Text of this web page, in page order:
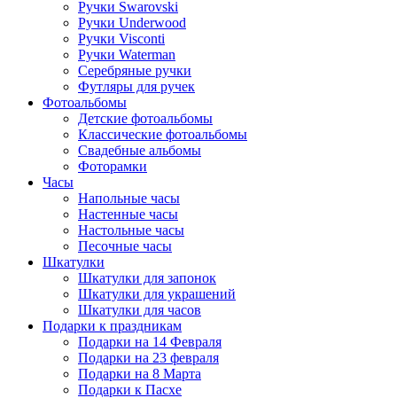
Ручки Swarovski
Ручки Underwood
Ручки Visconti
Ручки Waterman
Серебряные ручки
Футляры для ручек
Фотоальбомы
Детские фотоальбомы
Классические фотоальбомы
Свадебные альбомы
Фоторамки
Часы
Напольные часы
Настенные часы
Настольные часы
Песочные часы
Шкатулки
Шкатулки для запонок
Шкатулки для украшений
Шкатулки для часов
Подарки к праздникам
Подарки на 14 Февраля
Подарки на 23 февраля
Подарки на 8 Марта
Подарки к Пасхе